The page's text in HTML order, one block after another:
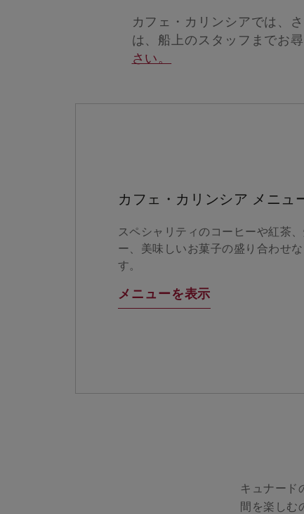
カフェ・カリンシアでは、
は、船上のスタッフまでお尋
さい。
カフェ・カリンシア メニュ
スペシャリティのコーヒーや紅茶
ー、美味しいお菓子の盛り合わせ
す。
メニューを表示
キュナード
間を楽しむ